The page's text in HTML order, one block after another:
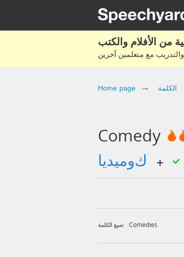
Home page الكلمة
Comedy
صيغ الكلمة: Comedies